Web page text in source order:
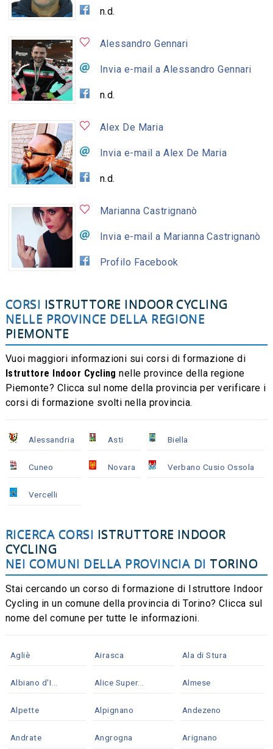
n.d.
Alessandro Gennari
Invia e-mail a Alessandro Gennari
n.d.
Alex De Maria
Invia e-mail a Alex De Maria
n.d.
Marianna Castrignanò
Invia e-mail a Marianna Castrignanò
Profilo Facebook
CORSI ISTRUTTORE INDOOR CYCLING
NELLE PROVINCE DELLA REGIONE
PIEMONTE
Vuoi maggiori informazioni sui corsi di formazione di
Istruttore Indoor Cycling nelle province della regione
Piemonte? Clicca sul nome della provincia per verificare i
corsi di formazione svolti nella provincia.
Alessandria Asti Biella
Cuneo Novara Verbano Cusio Ossola
Vercelli
RICERCA CORSI ISTRUTTORE INDOOR
CYCLING
NEI COMUNI DELLA PROVINCIA DI TORINO
Stai cercando un corso di formazione di Istruttore Indoor
Cycling in un comune della provincia di Torino? Clicca sul
nome del comune per tutte le informazioni.
Agliè Airasca Ala di Stura
Albiano d'I... Alice Super... Almese
Alpette Alpignano Andezeno
Andrate Angrogna Arignano